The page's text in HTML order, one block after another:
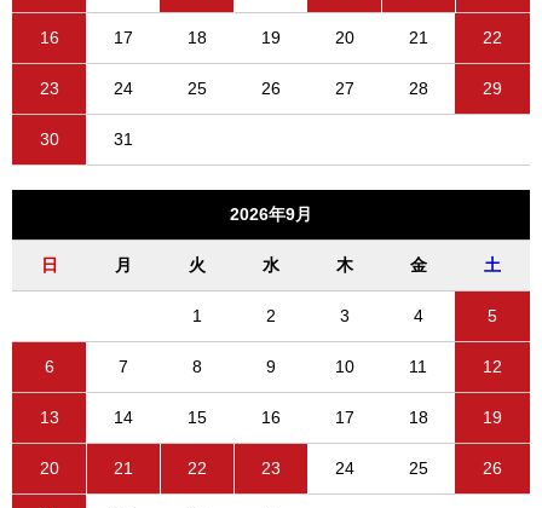
16 17 18 19 20 21 22
23 24 25 26 27 28 29
30 31
2026年9月
日 月 火 水 木 金 土
1 2 3 4 5
6 7 8 9 10 11 12
13 14 15 16 17 18 19
20 21 22 23 24 25 26